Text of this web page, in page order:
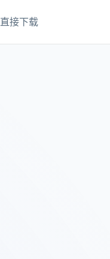
直接下载